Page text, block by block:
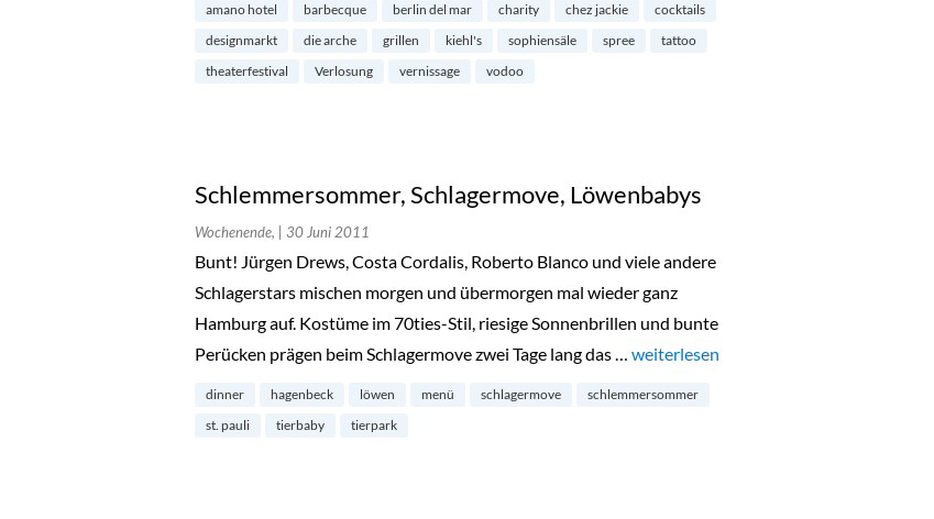
amano hotel barbecque berlin del mar charity chez jackie
cocktails
designmarkt
die arche grillen kiehl's sophiensäle spree
tattoo
theaterfestival
Verlosung vernissage vodoo
Schlemmersommer, Schlagermove, Löwenbabys
Wochenende, | 30 Juni 2011
Bunt! Jürgen Drews, Costa Cordalis, Roberto Blanco und viele andere
Schlagerstars mischen morgen und übermorgen mal wieder ganz
Hamburg auf. Kostüme im 70ties-Stil, riesige Sonnenbrillen und bunte
Perücken prägen beim Schlagermove zwei Tage lang das … „Schlemmersommer, Schlagermove,
weiterlesen
dinner hagenbeck löwen menü schlagermove
schlemmersommer
st. pauli
tierbaby tierpark